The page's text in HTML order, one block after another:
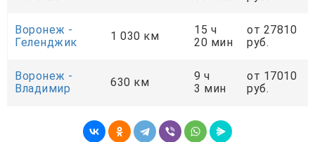
Воронеж -
Геленджик
1 030 км
15 ч
20 мин
от 27810
руб.
Воронеж -
Владимир
630 км
9 ч
3 мин
от 17010
руб.